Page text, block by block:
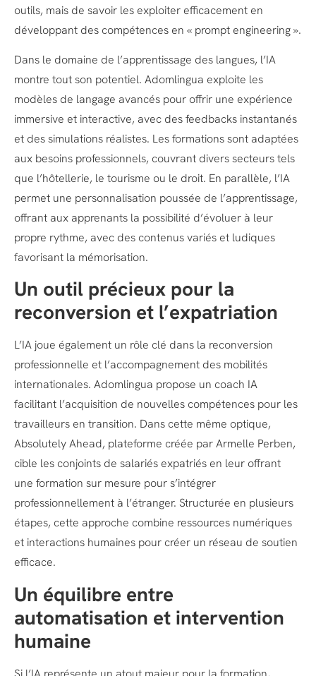
outils, mais de savoir les exploiter efficacement en
développant des compétences en « prompt engineering ».
Dans le domaine de l’apprentissage des langues, l’IA
montre tout son potentiel. Adomlingua exploite les
modèles de langage avancés pour offrir une expérience
immersive et interactive, avec des feedbacks instantanés
et des simulations réalistes. Les formations sont adaptées
aux besoins professionnels, couvrant divers secteurs tels
que l’hôtellerie, le tourisme ou le droit. En parallèle, l’IA
permet une personnalisation poussée de l’apprentissage,
offrant aux apprenants la possibilité d’évoluer à leur
propre rythme, avec des contenus variés et ludiques
favorisant la mémorisation.
Un outil précieux pour la
reconversion et l’expatriation
L’IA joue également un rôle clé dans la reconversion
professionnelle et l’accompagnement des mobilités
internationales. Adomlingua propose un coach IA
facilitant l’acquisition de nouvelles compétences pour les
travailleurs en transition. Dans cette même optique,
Absolutely Ahead, plateforme créée par Armelle Perben,
cible les conjoints de salariés expatriés en leur offrant
une formation sur mesure pour s’intégrer
professionnellement à l’étranger. Structurée en plusieurs
étapes, cette approche combine ressources numériques
et interactions humaines pour créer un réseau de soutien
efficace.
Un équilibre entre
automatisation et intervention
humaine